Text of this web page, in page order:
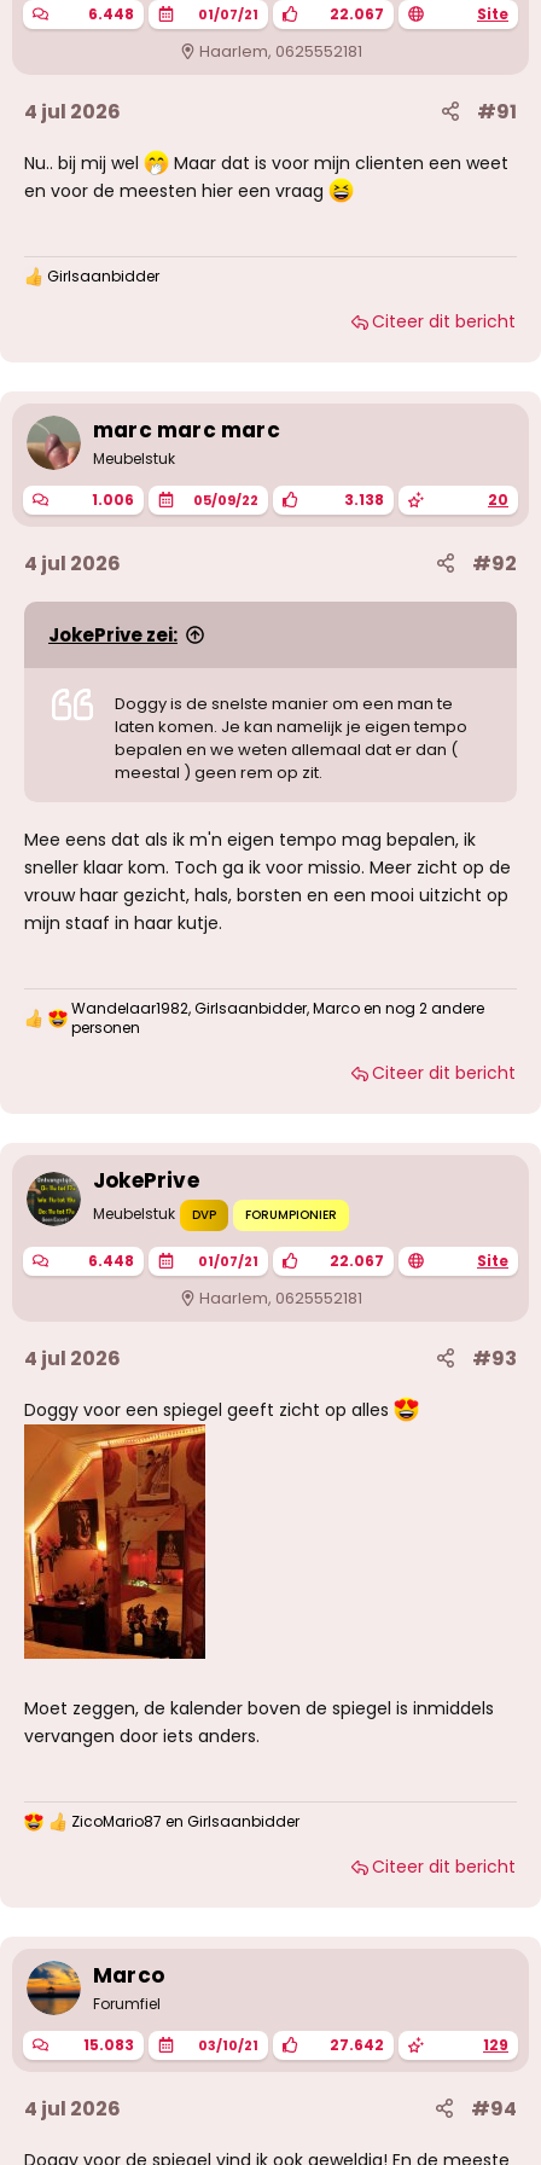
6.448 01/07/21 22.067 Site
Haarlem, 0625552181
4 jul 2026 #91
Nu.. bij mij wel
Maar dat is voor mijn clienten een weet
en voor de meesten hier een vraag
W
n
g
n
:
Girlsaanbidder
Citeer dit bericht
marc marc marc
Meubelstuk
1.006 05/09/22 3.138 20
4 jul 2026 #92
JokePrive zei:
Doggy is de snelste manier om een man te
laten komen. Je kan namelijk je eigen tempo
bepalen en we weten allemaal dat er dan (
meestal ) geen rem op zit.
Mee eens dat als ik m'n eigen tempo mag bepalen, ik
sneller klaar kom. Toch ga ik voor missio. Meer zicht op de
vrouw haar gezicht, hals, borsten en een mooi uitzicht op
mijn staaf in haar kutje.
W
n
g
e
:
Wandelaar1982,Girlsaanbidder,Marcoen nog 2 andere
personen
Citeer dit bericht
JokePrive
Meubelstuk DVP FORUMPIONIER
6.448 01/07/21 22.067 Site
Haarlem, 0625552181
4 jul 2026 #93
Doggy voor een spiegel geeft zicht op alles
Moet zeggen, de kalender boven de spiegel is inmiddels
vervangen door iets anders.
W
n
g
n
:
ZicoMario87 en Girlsaanbidder
Citeer dit bericht
Marco
Forumfiel
15.083 03/10/21 27.642 129
4 jul 2026 #94
Doggy voor de spiegel vind ik ook geweldig! En de meeste